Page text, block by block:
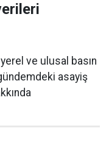
ve ulusal basın
asayiş